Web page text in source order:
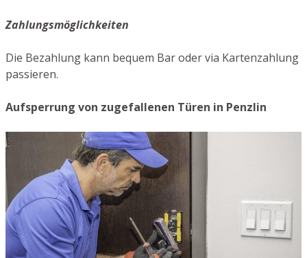
Zahlungsmöglichkeiten
Die Bezahlung kann bequem Bar oder via Kartenzahlung
passieren.
Aufsperrung von zugefallenen Türen in Penzlin